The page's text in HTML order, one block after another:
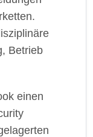
Betrieb
einen